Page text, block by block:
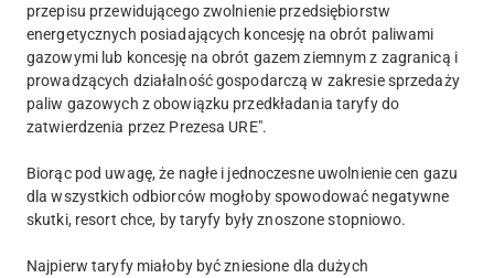
przepisu przewidującego zwolnienie przedsiębiorstw
energetycznych posiadających koncesję na obrót paliwami
gazowymi lub koncesję na obrót gazem ziemnym z zagranicą i
prowadzących działalność gospodarczą w zakresie sprzedaży
paliw gazowych z obowiązku przedkładania taryfy do
zatwierdzenia przez Prezesa URE".
Biorąc pod uwagę, że nagłe i jednoczesne uwolnienie cen gazu
dla wszystkich odbiorców mogłoby spowodować negatywne
skutki, resort chce, by taryfy były znoszone stopniowo.
Najpierw taryfy miałoby być zniesione dla dużych